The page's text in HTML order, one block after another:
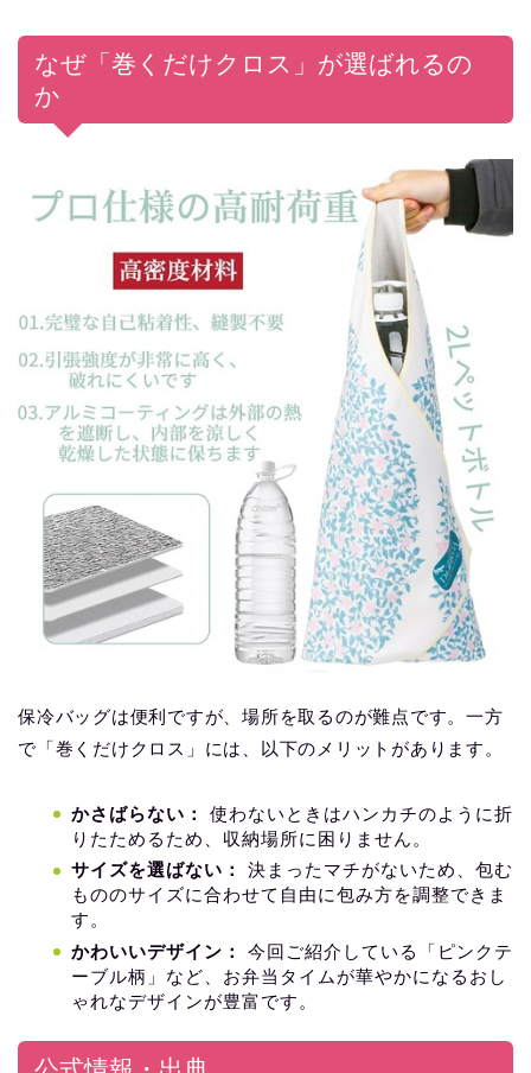
なぜ「巻くだけクロス」が選ばれるの
か
保冷バッグは便利ですが、場所を取るのが難点です。一方
で「巻くだけクロス」には、以下のメリットがあります。
かさばらない：
使わないときはハンカチのように折
りたためるため、収納場所に困りません。
サイズを選ばない：
決まったマチがないため、包む
もののサイズに合わせて自由に包み方を調整できま
す。
かわいいデザイン：
今回ご紹介している「ピンクテ
ーブル柄」など、お弁当タイムが華やかになるおし
ゃれなデザインが豊富です。